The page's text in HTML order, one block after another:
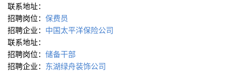
联系地址：
招聘岗位： 保费员
招聘企业： 中国太平洋保险公司
联系地址：
招聘岗位： 储备干部
招聘企业： 东湖绿舟装饰公司